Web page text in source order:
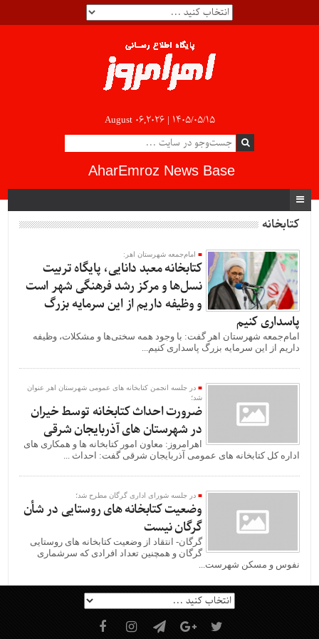
August 06,2026 | ۱۴۰۵/۰۵/۱۵
AharEmroz News Base
کتابخانه
امام‌جمعه شهرستان اهر:
کتابخانه معبد دانایی، پایگاه تربیت
نسل‌ها و مرکز رشد فرهنگی شهر است
و وظیفه داریم از این سرمایه بزرگ
پاسداری کنیم
امام‌جمعه شهرستان اهر گفت: با وجود همه سختی‌ها و مشکلات، وظیفه
داریم از این سرمایه بزرگ پاسداری کنیم...
در جلسه انجمن کتابخانه های عمومی شهرستان اهر عنوان
شد؛
ضرورت احداث کتابخانه توسط خیران
در شهرستان های آذربایجان شرقی
اهرامروز: معاون امور کتابخانه ها و همکاری های
اداره کل کتابخانه های عمومی آذربایجان شرقی گفت: احداث ...
در جلسه شورای اداری گرگان مطرح شد؛
وضعیت کتابخانه های روستایی در شأن
گرگان نیست
گرگان- انتقاد از وضعیت کتابخانه های روستایی
گرگان و همچنین تعداد افرادی که سرشماری
نفوس و مسکن شهرست...